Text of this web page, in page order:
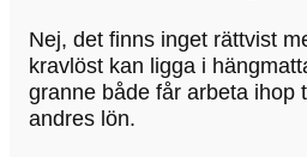
Nej, det finns inget rättvist
kravlöst kan ligga i
granne både får arbeta ihop
andres lön.